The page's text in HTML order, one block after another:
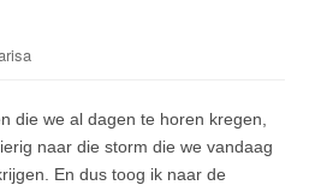
die we al dagen te horen kregen,
naar die storm die we vandaag
En dus toog ik naar de